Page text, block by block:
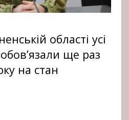
області усі
ще раз
на стан